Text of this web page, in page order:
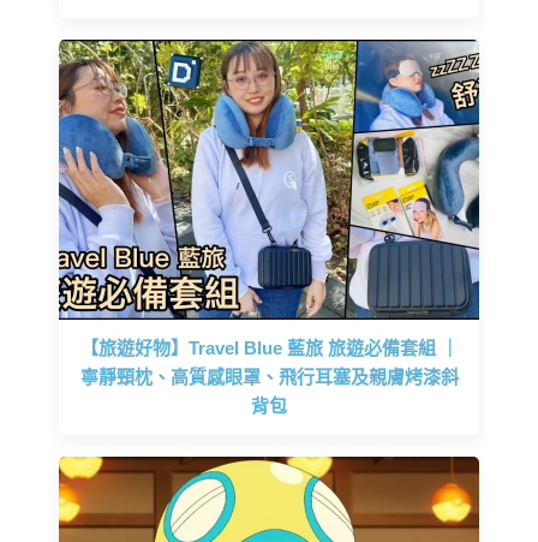
【旅遊好物】Travel Blue 藍旅 旅遊必備套組 ｜
寧靜頸枕、高質感眼罩、飛行耳塞及親膚烤漆斜
背包